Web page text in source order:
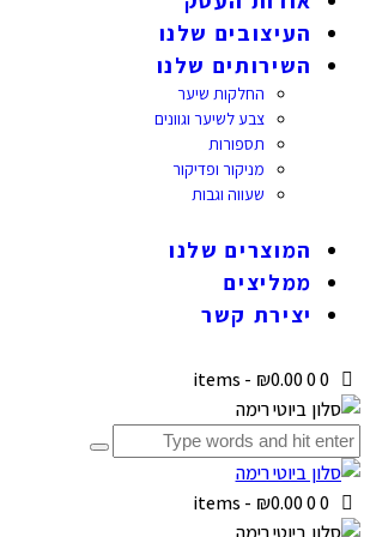
העיצובים שלנו
השירותים שלנו
החלקות שיער
צבע לשיער וגוונים
תספורות
מניקור ופדיקור
שעווה וגבות
המוצרים שלנו
ממליצים
יצירת קשר
0 items
- ₪0.000
0 items
- ₪0.000